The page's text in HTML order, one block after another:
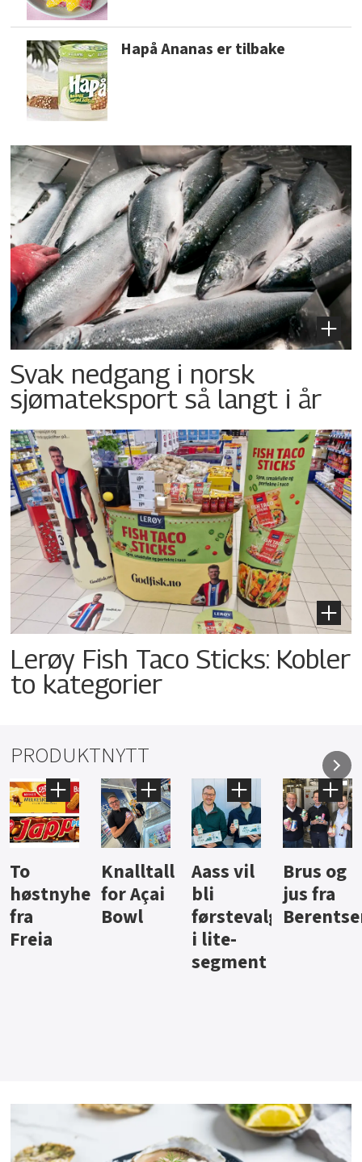
Hapå Ananas er tilbake
Svak nedgang i norsk
sjømateksport så langt i år
Lerøy Fish Taco Sticks: Kobler
to kategorier
PRODUKTNYTT
Knalltall
for Açai
Bowl
Aass vil
bli
førstevalg
Brus og
jus fra
Berentsen
Hard
iste fra
Hansa